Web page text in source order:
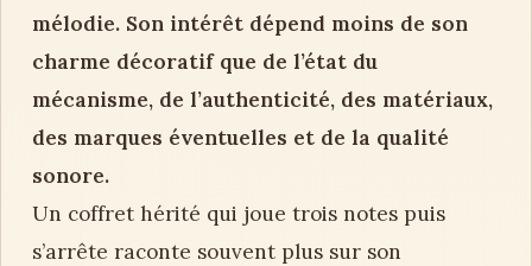
mélodie. Son intérêt dépend moins de son
charme décoratif que de l’état du
mécanisme, de l’authenticité, des matériaux,
des marques éventuelles et de la qualité
sonore.
Un coffret hérité qui joue trois notes puis
s’arrête raconte souvent plus sur son